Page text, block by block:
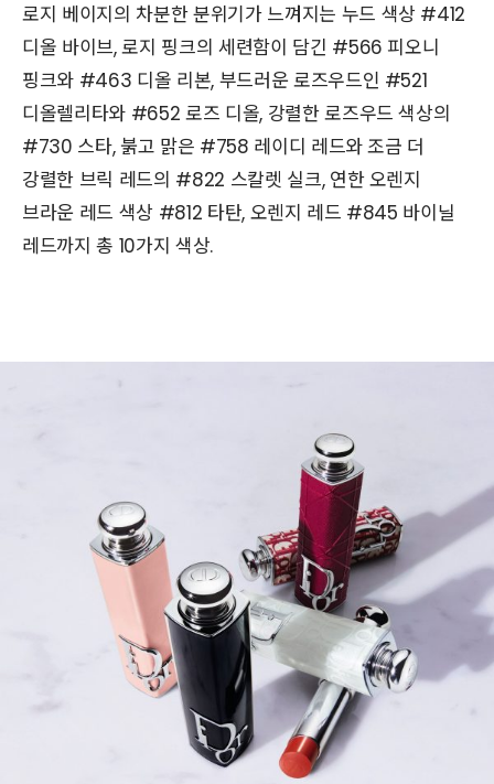
로지 베이지의 차분한 분위기가 느껴지는 누드 색상 #412
디올 바이브, 로지 핑크의 세련함이 담긴 #566 피오니
핑크와 #463 디올 리본, 부드러운 로즈우드인 #521
디올렐리타와 #652 로즈 디올, 강렬한 로즈우드 색상의
#730 스타, 붉고 맑은 #758 레이디 레드와 조금 더
강렬한 브릭 레드의 #822 스칼렛 실크, 연한 오렌지
브라운 레드 색상 #812 타탄, 오렌지 레드 #845 바이닐
레드까지 총 10가지 색상.